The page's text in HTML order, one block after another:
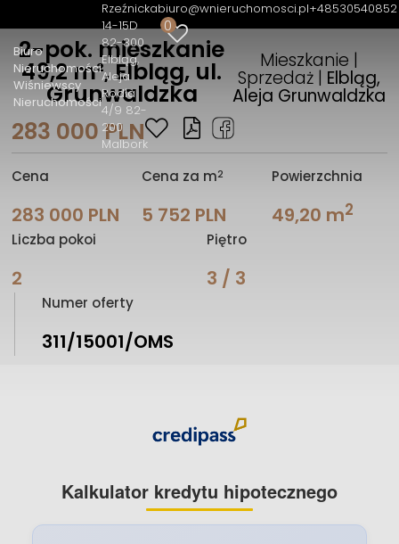
Biuro
Nieruchomości
Wiśniewscy
Nieruchomości
Rzeźnicka
14-15D
82-300
Elbląg
Aleja
Rodła
4/9 82-
200
Malbork
biuro@wnieruchomosci.pl+48530540852
0
2-pok. mieszkanie
49,2 m², Elbląg, ul.
Grunwaldzka
Mieszkanie |
Sprzedaż | Elbląg,
Aleja Grunwaldzka
283 000 PLN
Cena
283 000 PLN
Cena za m2
5 752 PLN
Powierzchnia
49,20 m2
Liczba pokoi
2
Piętro
3 / 3
Numer oferty
311/15001/OMS